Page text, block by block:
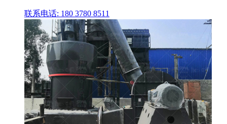
联系电话: 180 3780 8511